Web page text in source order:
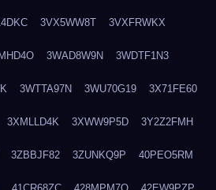
3VX5WW8T 3VXFRWKX
3WAD8W9N 3WDTF1N3
3WTTA97N 3WU70G19 3X71FE60
3XMLLD4K 3XWW9P5D 3Y2Z2FMH
3ZBBJF82 3ZUNKQ9P 40PEO5RM